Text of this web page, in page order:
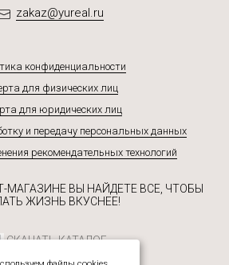
zakaz@yureal.ru
конфиденциальности
для физических лиц
для юридических лиц
и передачу персональных данных
рекомендательных технологий
МАГАЗИНЕ ВЫ НАЙДЕТЕ ВСЕ, ЧТОБЫ
ЖИЗНЬ ВКУСНЕЕ!
СКАЧАТЬ КАТАЛОГ